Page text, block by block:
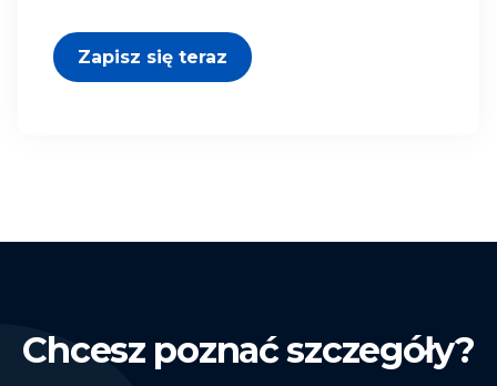
Zapisz się teraz
Chcesz poznać szczegóły?